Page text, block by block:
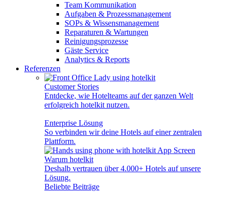
Team Kommunikation
Aufgaben & Prozessmanagement
SOPs & Wissensmanagement
Reparaturen & Wartungen
Reinigungsprozesse
Gäste Service
Analytics & Reports
Referenzen
Customer Stories
Entdecke, wie Hotelteams auf der ganzen Welt
erfolgreich hotelkit nutzen.
Enterprise Lösung
So verbinden wir deine Hotels auf einer zentralen
Plattform.
Warum hotelkit
Deshalb vertrauen über 4.000+ Hotels auf unsere
Lösung.
Beliebte Beiträge